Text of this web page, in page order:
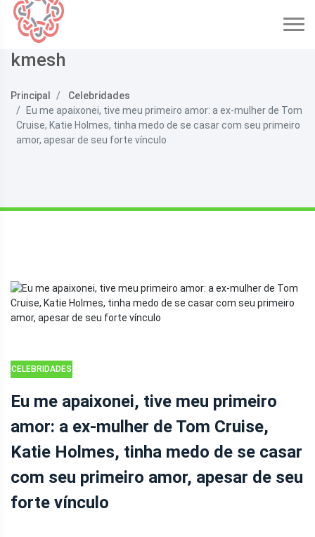
kmesh
Principal
Celebridades
Eu me apaixonei, tive meu primeiro amor: a ex-mulher de Tom
Cruise, Katie Holmes, tinha medo de se casar com seu primeiro
amor, apesar de seu forte vínculo
CELEBRIDADES
Eu me apaixonei, tive meu primeiro
amor: a ex-mulher de Tom Cruise,
Katie Holmes, tinha medo de se casar
com seu primeiro amor, apesar de seu
forte vínculo